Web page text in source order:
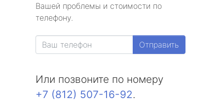
Вашей проблемы и стоимости по
телефону.
Отправить
Или позвоните по номеру
+7 (812) 507-16-92.